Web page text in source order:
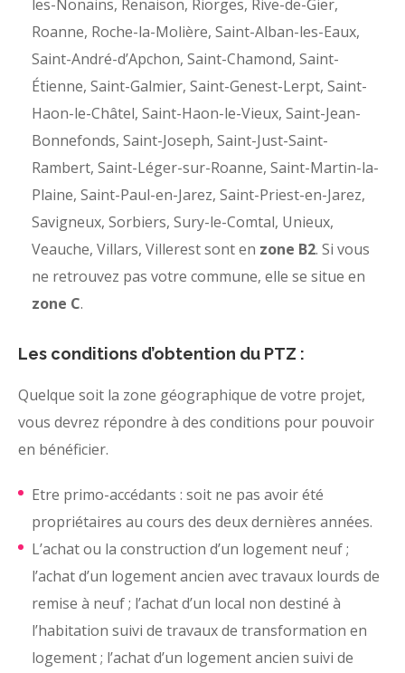
les-Nonains, Renaison, Riorges, Rive-de-Gier,
Roanne, Roche-la-Molière, Saint-Alban-les-Eaux,
Saint-André-d’Apchon, Saint-Chamond, Saint-
Étienne, Saint-Galmier, Saint-Genest-Lerpt, Saint-
Haon-le-Châtel, Saint-Haon-le-Vieux, Saint-Jean-
Bonnefonds, Saint-Joseph, Saint-Just-Saint-
Rambert, Saint-Léger-sur-Roanne, Saint-Martin-la-
Plaine, Saint-Paul-en-Jarez, Saint-Priest-en-Jarez,
Savigneux, Sorbiers, Sury-le-Comtal, Unieux,
Veauche, Villars, Villerest sont en zone B2. Si vous
ne retrouvez pas votre commune, elle se situe en
zone C.
Les conditions d’obtention du PTZ :
Quelque soit la zone géographique de votre projet,
vous devrez répondre à des conditions pour pouvoir
en bénéficier.
Etre primo-accédants : soit ne pas avoir été
propriétaires au cours des deux dernières années.
L’achat ou la construction d’un logement neuf ;
l’achat d’un logement ancien avec travaux lourds de
remise à neuf ; l’achat d’un local non destiné à
l’habitation suivi de travaux de transformation en
logement ; l’achat d’un logement ancien suivi de